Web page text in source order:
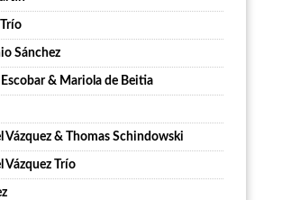
Sánchez
& Mariola de Beitia
Vázquez & Thomas Schindowski
Vázquez Trío